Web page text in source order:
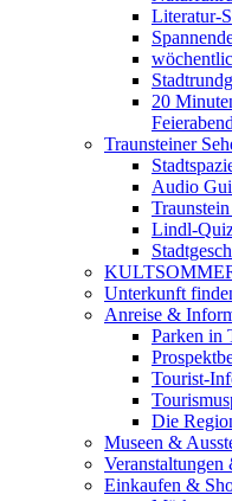
Literatur-
20
Feierabend
Traunsteiner
Audio
Lindl-
Unterkunft
Anreise &
Parken in
Tourist-
Die
Museen &
Einkaufen &